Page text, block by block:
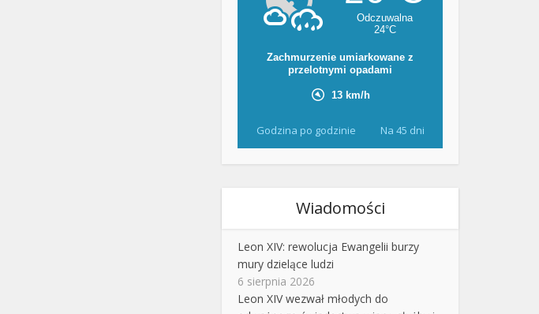
Godzina po godzinie Na 45 dni
Wiadomości
Leon XIV: rewolucja Ewangelii burzy
mury dzielące ludzi
6 sierpnia 2026
Leon XIV wezwał młodych do